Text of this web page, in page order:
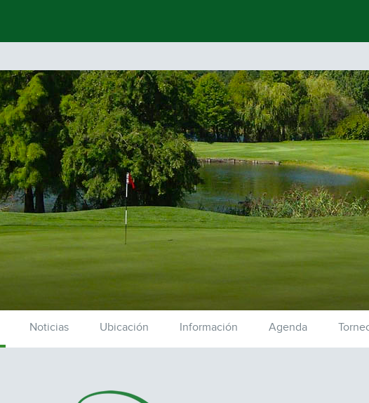
Noticias Ubicación Información Agenda